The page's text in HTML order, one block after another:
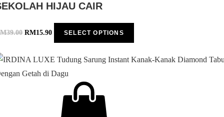
HIJAU CAIR
39.00 RM15.90 SELECT OPTIONS